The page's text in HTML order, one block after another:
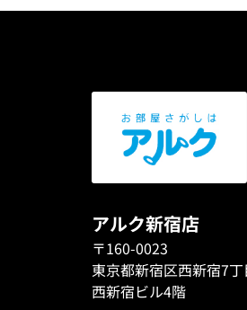
アルク新宿店
〒160-0023
東京都新宿区西新宿7
西新宿ビル4階